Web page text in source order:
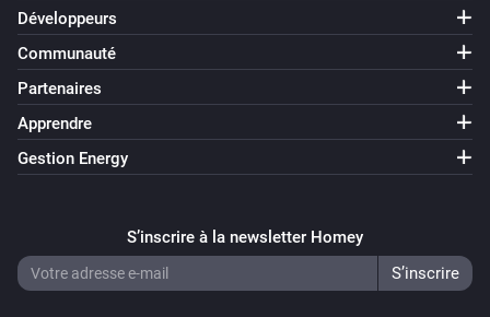
Heatzy
Définir le mode de fonctionnement du chauffage
sur
Heatzy
Définir la durée de dérogation à ...
Heatzy
Définir la programmation à Programmation
Développeurs
Communauté
Partenaires
Apprendre
Gestion Energy
S’inscrire à la newsletter Homey